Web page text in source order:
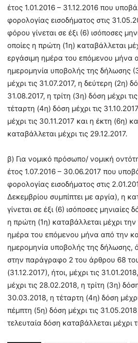
έτος 1.01.2016 – 31.12.2016 που
φορολογίας εισοδήματος στις
φόρου γίνεται σε έξι (6) ισόποσες
οποίες η πρώτη (1η) καταβάλλεται
εργάσιμη ημέρα του επόμενου μήνα
ημερομηνία υποβολής της δήλωσης
μέχρι τις 31.07.2017, η δεύτερη (2η)
31.08.2017, η τρίτη (3η) δόση μέχρι
τέταρτη (4η) δόση μέχρι τις
μέχρι τις 30.11.2017 και η έκτη (6η)
καταβάλλεται μέχρι τις 29.12.2017.
β) Για νομικό πρόσωπο/ νομική
έτος 1.07.2016 – 30.06.2017 που
φορολογίας εισοδήματος στις
Δεκεμβρίου συμπίπτει με αργία), η
γίνεται σε έξι (6) ισόποσες μηνιαίες
η πρώτη (1η) καταβάλλεται μέχρι την
ημέρα του επόμενου μήνα από την
ημερομηνία υποβολής της δήλωσης,
στην παράγραφο 2 του άρθρου 68
(31.12.2017), ήτοι, μέχρι τις
μέχρι τις 28.02.2018, η τρίτη (3η)
30.03.2018, η τέταρτη (4η) δόση
πέμπτη (5η) δόση μέχρι τις
τελευταία δόση καταβάλλεται μέχρι